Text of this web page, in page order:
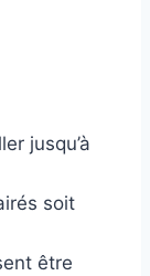
jusqu’à
soit
être